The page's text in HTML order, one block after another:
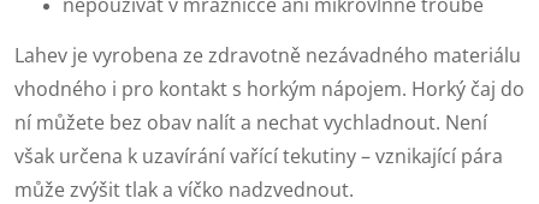
Lahev je vyrobena ze zdravotně nezávadného materiálu
vhodného i pro kontakt s horkým nápojem. Horký čaj do
ní můžete bez obav nalít a nechat vychladnout. Není
však určena k uzavírání vařící tekutiny – vznikající pára
může zvýšit tlak a víčko nadzvednout.